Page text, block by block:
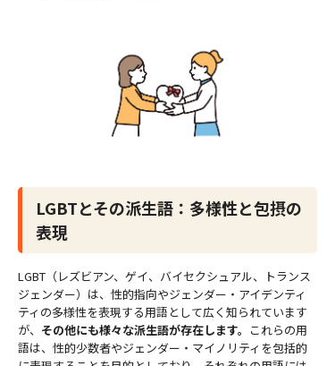
LGBTとその派生語：多様性と包摂の
表現
LGBT（レズビアン、ゲイ、バイセクシュアル、トランス
ジェンダー）は、性的指向やジェンダー・アイデンティ
ティの多様性を表現する用語として広く知られています
が、 その他にも様々な派生語が存在します。 これらの用
語は、性的少数者やジェンダー・マイノリティを包括的